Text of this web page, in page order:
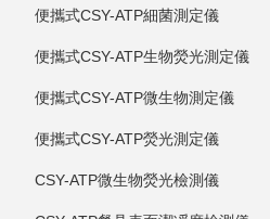
便攜式CSY-ATP細菌測定儀
便攜式CSY-ATP生物熒光測定儀
便攜式CSY-ATP微生物測定儀
便攜式CSY-ATP熒光測定儀
CSY-ATP微生物熒光檢測儀